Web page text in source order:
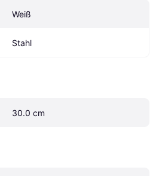
Weiß
Stahl
30.0 cm